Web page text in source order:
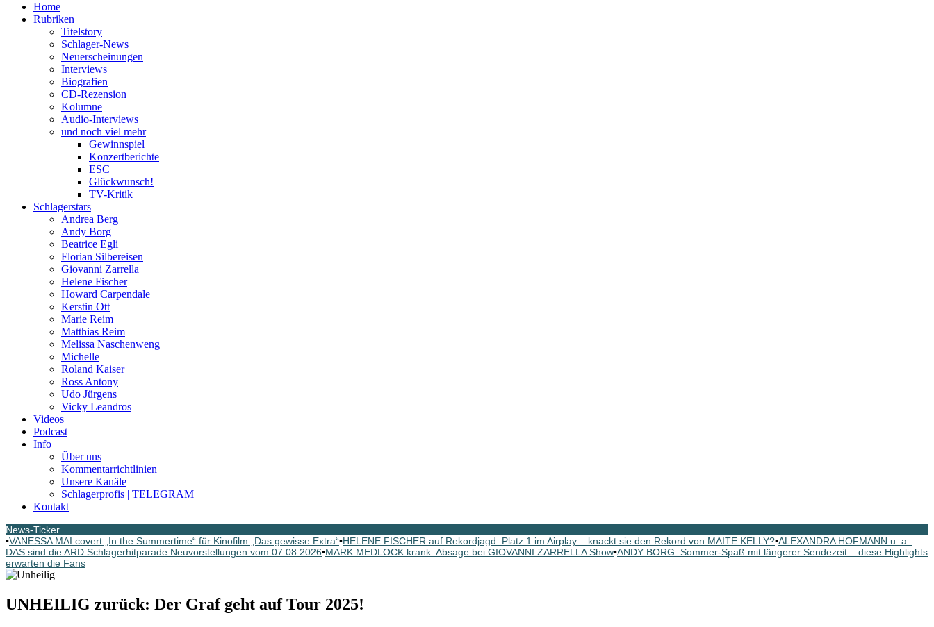
Home
Rubriken
Titelstory
Schlager-News
Neuerscheinungen
Interviews
Biografien
CD-Rezension
Kolumne
Audio-Interviews
und noch viel mehr
Gewinnspiel
Konzertberichte
ESC
Glückwunsch!
TV-Kritik
Schlagerstars
Andrea Berg
Andy Borg
Beatrice Egli
Florian Silbereisen
Giovanni Zarrella
Helene Fischer
Howard Carpendale
Kerstin Ott
Marie Reim
Matthias Reim
Melissa Naschenweng
Michelle
Roland Kaiser
Ross Antony
Udo Jürgens
Vicky Leandros
Videos
Podcast
Info
Über uns
Kommentarrichtlinien
Unsere Kanäle
Schlagerprofis | TELEGRAM
Kontakt
News-Ticker
•VANESSA MAI covert „In the Summertime“ für Kinofilm „Das gewisse Extra“•HELENE FISCHER auf Rekordjagd: Platz 1 im Airplay – knackt sie den Rekord von MAITE KELLY?•ALEXANDRA HOFMANN u. a.:
DAS sind die ARD Schlagerhitparade Neuvorstellungen vom 07.08.2026•MARK MEDLOCK krank: Absage bei GIOVANNI ZARRELLA Show•ANDY BORG: Sommer-Spaß mit längerer Sendezeit – diese Highlights
erwarten die Fans
UNHEILIG zurück: Der Graf geht auf Tour 2025!